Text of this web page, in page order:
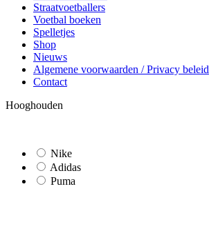
Straatvoetballers
Voetbal boeken
Spelletjes
Shop
Nieuws
Algemene voorwaarden / Privacy beleid
Contact
Hooghouden
Nike
Adidas
Puma